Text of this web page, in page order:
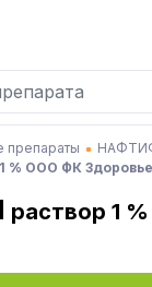
препараты
% ООО ФК Здоровье
раствор 1 %